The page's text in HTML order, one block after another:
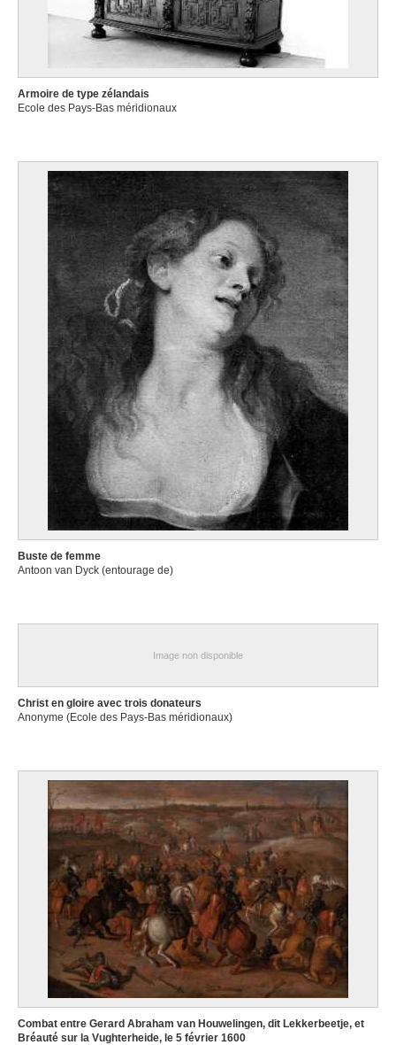
Armoire de type zélandais
Ecole des Pays-Bas méridionaux
Buste de femme
Antoon van Dyck (entourage de)
Image non disponible
Christ en gloire avec trois donateurs
Anonyme (Ecole des Pays-Bas méridionaux)
Combat entre Gerard Abraham van Houwelingen, dit Lekkerbeetje, et
Bréauté sur la Vughterheide, le 5 février 1600